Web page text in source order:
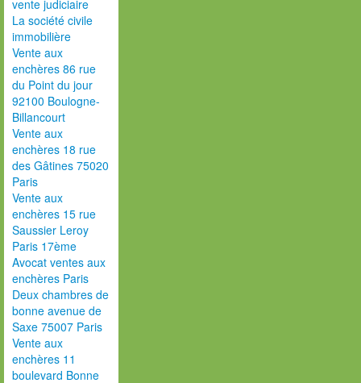
vente judiciaire
La société civile
immobilière
Vente aux
enchères 86 rue
du Point du jour
92100 Boulogne-
Billancourt
Vente aux
enchères 18 rue
des Gâtines 75020
Paris
Vente aux
enchères 15 rue
Saussier Leroy
Paris 17ème
Avocat ventes aux
enchères Paris
Deux chambres de
bonne avenue de
Saxe 75007 Paris
Vente aux
enchères 11
boulevard Bonne